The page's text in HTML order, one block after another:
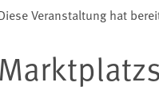
Veranstaltung hat